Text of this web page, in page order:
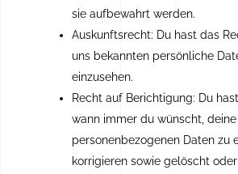
sie aufbewahrt werden.
Auskunftsrecht: Du hast das
uns bekannten persönliche
einzusehen.
Recht auf Berichtigung: Du
wann immer du wünscht, deine
personenbezogenen Daten zu
korrigieren sowie gelöscht